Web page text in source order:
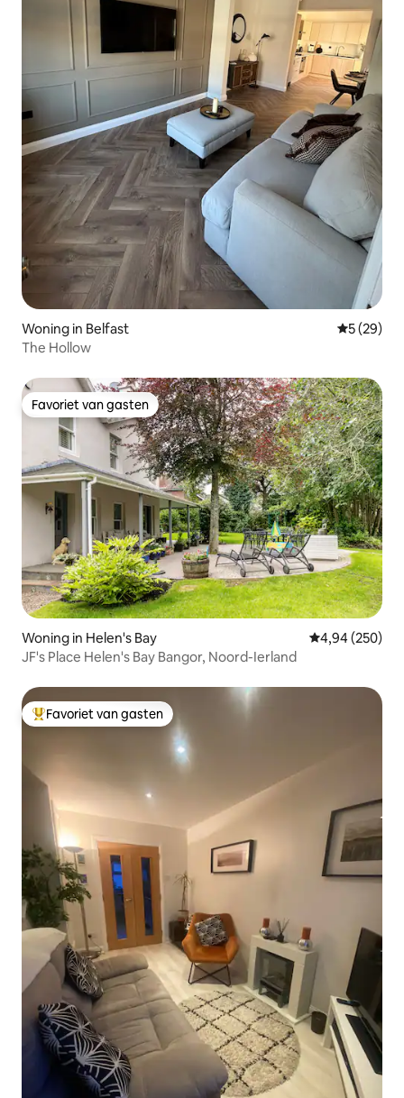
Woning in Belfast
5 (29)
The Hollow
Favoriet van gasten
Favoriet van gasten
Woning in Helen's Bay Gemiddelde
4,94 (250)
JF's Place Helen's Bay Bangor, Noord-Ierland
Topfavoriet van gasten
Favoriet van gasten